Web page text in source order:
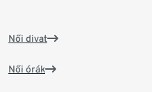
Női divat
Női órák